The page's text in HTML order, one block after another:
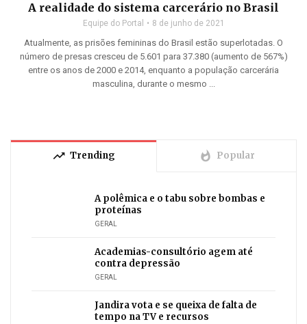
A realidade do sistema carcerário no Brasil
Equipe do Portal 8 de junho de 2021
Atualmente, as prisões femininas do Brasil estão superlotadas. O
número de presas cresceu de 5.601 para 37.380 (aumento de 567%)
entre os anos de 2000 e 2014, enquanto a população carcerária
masculina, durante o mesmo ...
trending_up Trending whatshot Popular
A polêmica e o tabu sobre bombas e
proteínas
GERAL
Academias-consultório agem até
contra depressão
GERAL
Jandira vota e se queixa de falta de
tempo na TV e recursos